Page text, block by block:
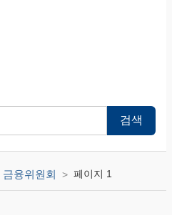
검색
금융위원회 페이지 1